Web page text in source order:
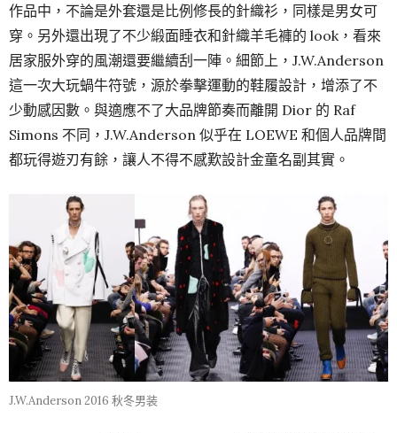
作品中，不論是外套還是比例修長的針織衫，同樣是男女可
穿。另外還出現了不少緞面睡衣和針織羊毛褲的 look，看來
居家服外穿的風潮還要繼續刮一陣。細節上，J.W.Anderson
這一次大玩蝸牛符號，源於拳擊運動的鞋履設計，增添了不
少動感因數。與適應不了大品牌節奏而離開 Dior 的 Raf
Simons 不同，J.W.Anderson 似乎在 LOEWE 和個人品牌間
都玩得遊刃有餘，讓人不得不感歎設計金童名副其實。
J.W.Anderson 2016 秋冬男装